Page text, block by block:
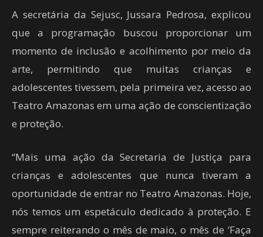
A secretária da Sejusc, Jussara Pedrosa, explicou
que a programação buscou proporcionar um
momento de inclusão e acolhimento por meio da
arte, permitindo que muitas crianças e
adolescentes tivessem, pela primeira vez, acesso ao
Teatro Amazonas em uma ação de conscientização
e proteção.
“Mais uma ação da Secretaria de Justiça para
crianças e adolescentes que nunca tiveram a
oportunidade de entrar no Teatro Amazonas. Hoje,
nós temos um espetáculo dedicado à proteção. E
sempre reiterando o mês de maio, o mês de ‘Faça